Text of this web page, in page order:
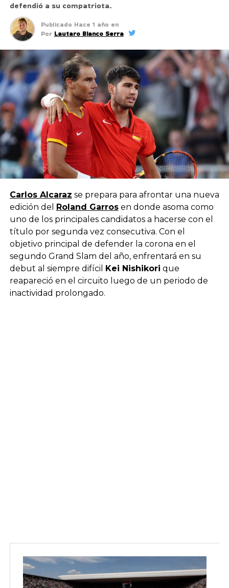
defendió a su compatriota.
Publicado Hace 1 año en
Por Lautaro Bianco Serra
Carlos Alcaraz se prepara para afrontar una nueva
edición del Roland Garrosen donde asoma como
uno de los principales candidatos a hacerse con el
título por segunda vez consecutiva. Con el
objetivo principal de defender la corona en el
segundo Grand Slam del año, enfrentará en su
debut al siempre difícil Kei Nishikori que
reapareció en el circuito luego de un periodo de
inactividad prolongado.